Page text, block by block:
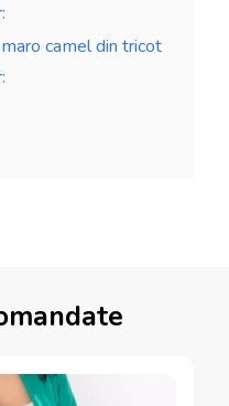
camel din tricot